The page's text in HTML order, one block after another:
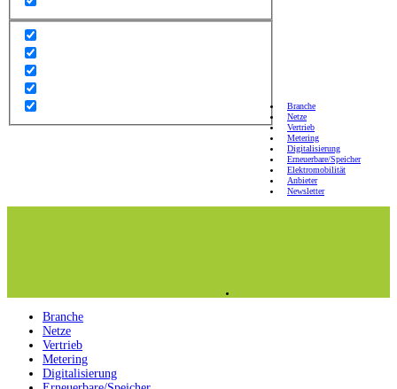
Branche
Netze
Vertrieb
Metering
Digitalisierung
Erneuerbare/Speicher
Elektromobilität
Anbieter
Newsletter
Branche
Netze
Vertrieb
Metering
Digitalisierung